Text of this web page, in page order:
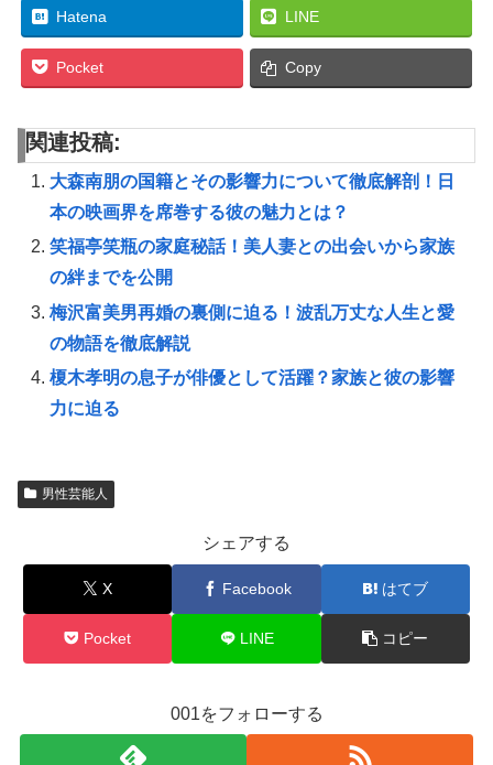
Hatena LINE
Pocket Copy
関連投稿:
大森南朋の国籍とその影響力について徹底解剖！日
本の映画界を席巻する彼の魅力とは？
笑福亭笑瓶の家庭秘話！美人妻との出会いから家族
の絆までを公開
梅沢富美男再婚の裏側に迫る！波乱万丈な人生と愛
の物語を徹底解説
榎木孝明の息子が俳優として活躍？家族と彼の影響
力に迫る
男性芸能人
シェアする
X Facebook はてブ
Pocket LINE コピー
001をフォローする